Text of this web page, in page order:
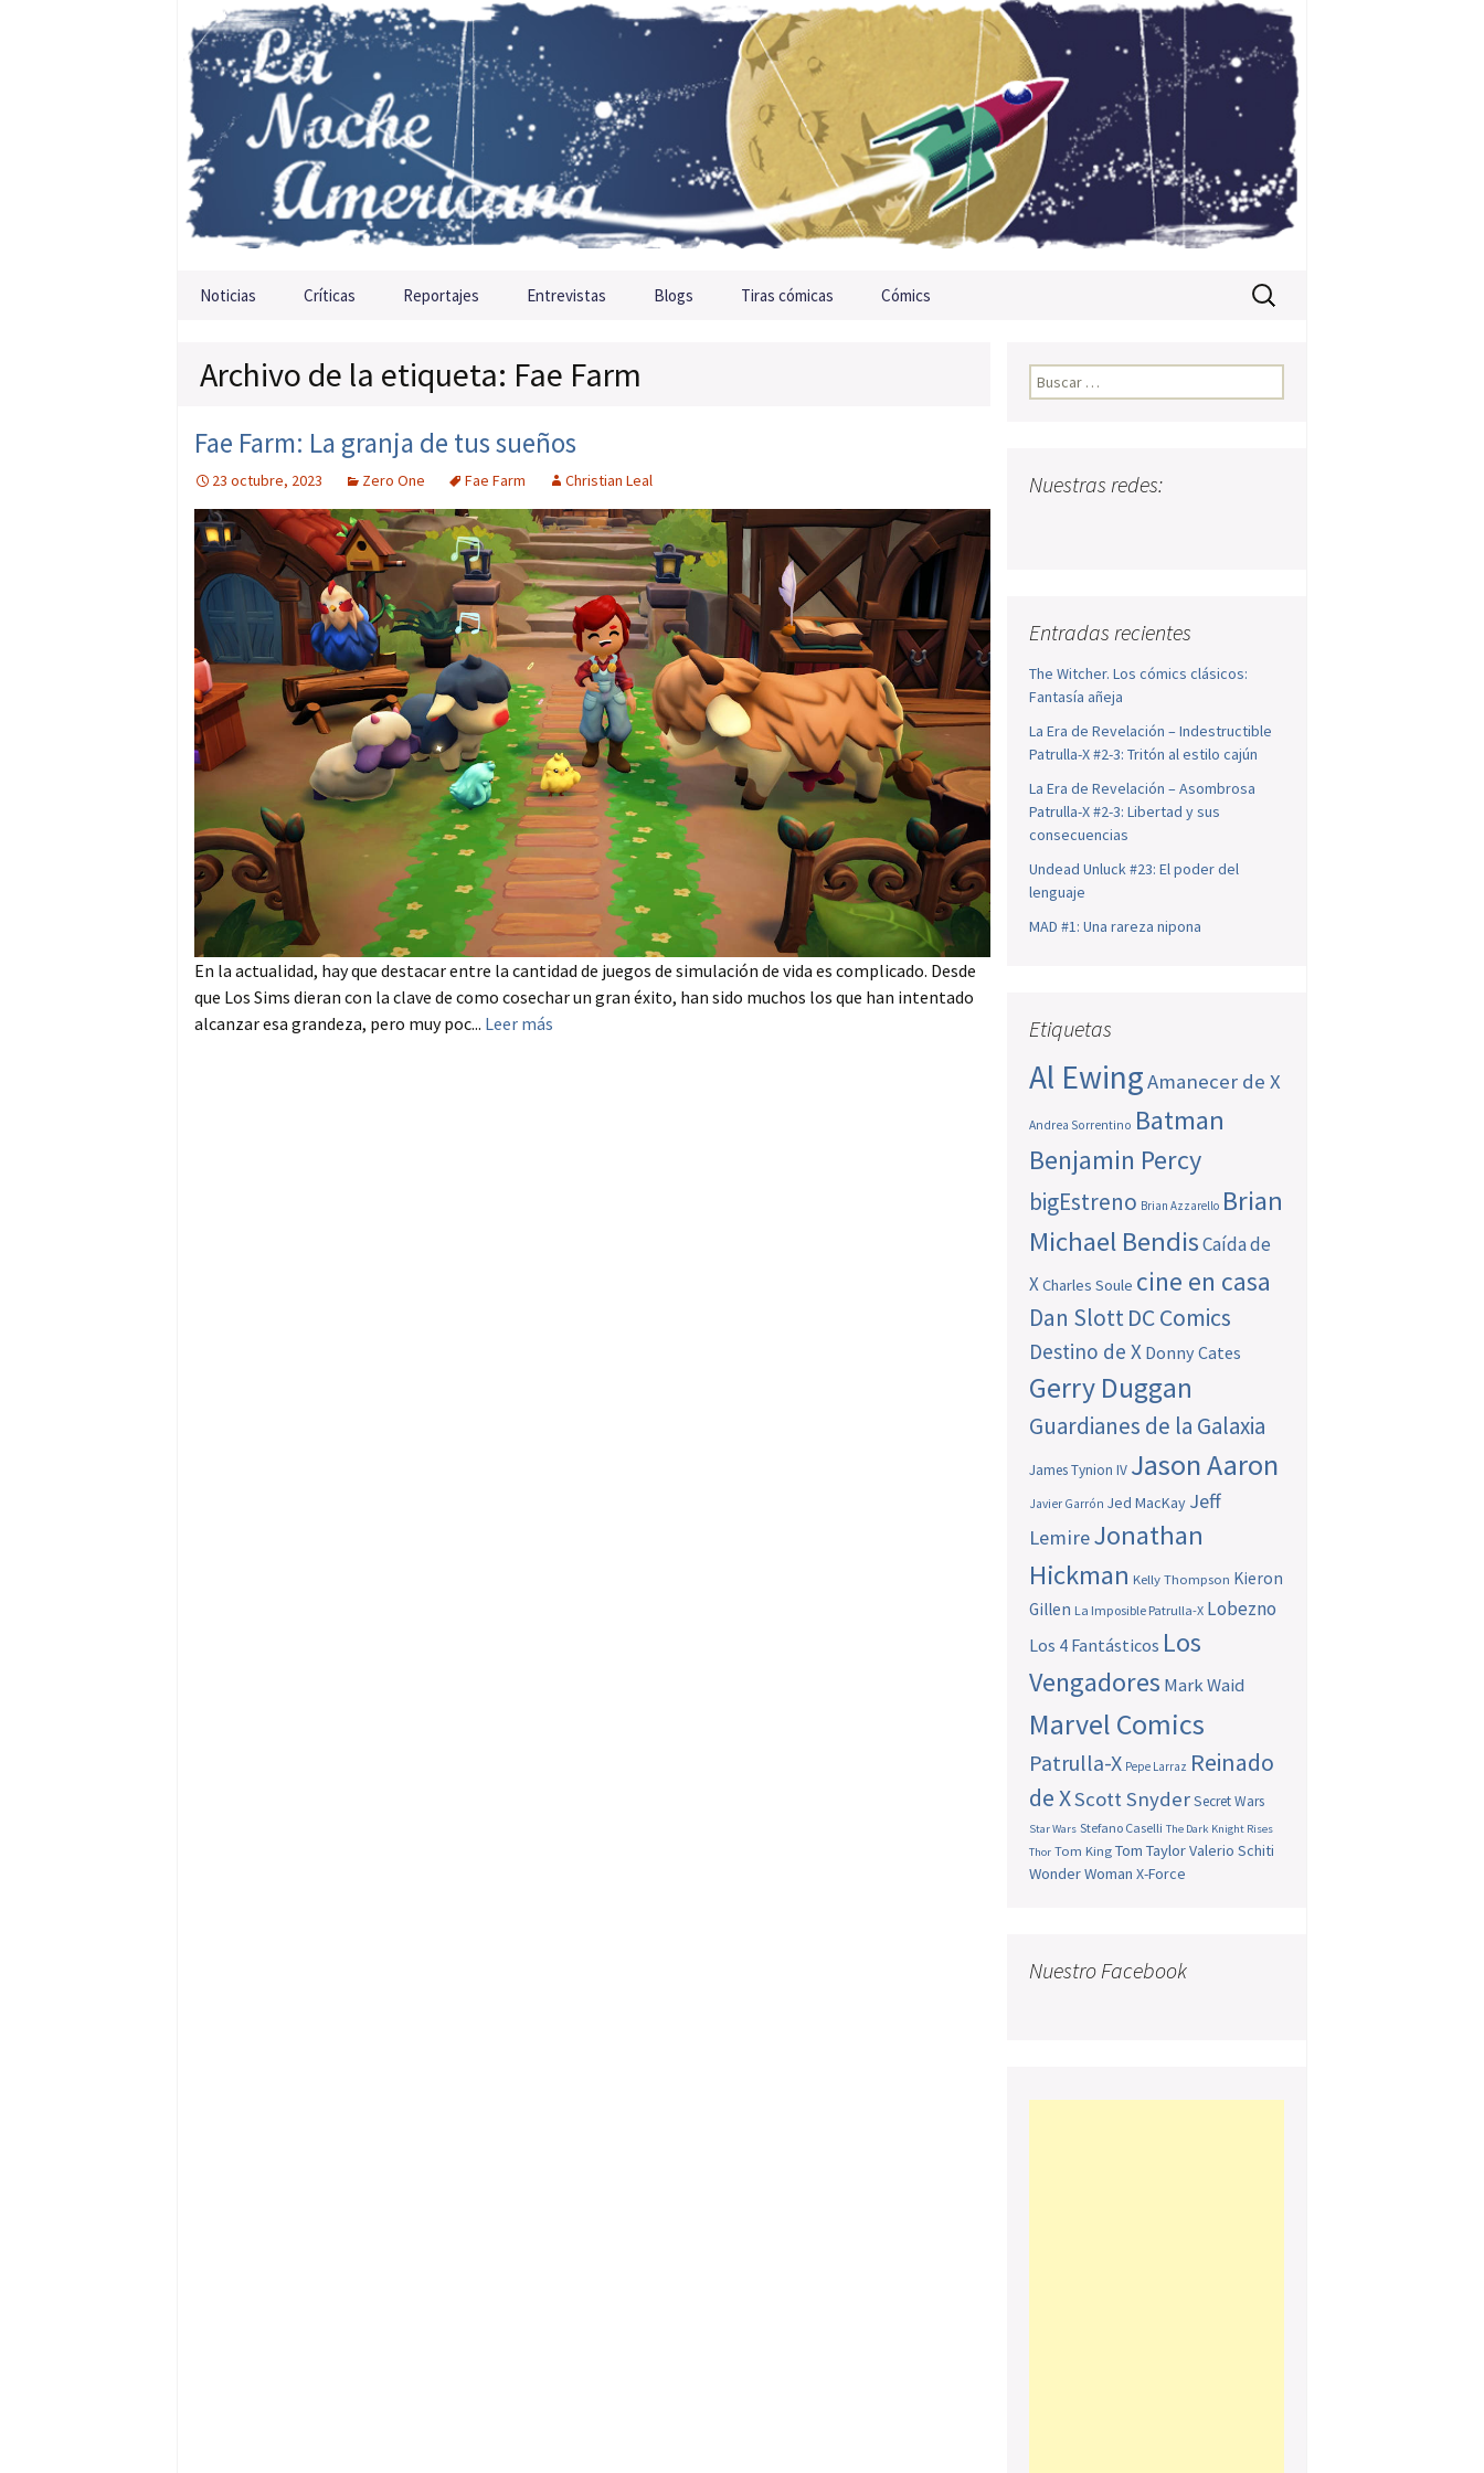
Saltar al contenido
Noticias Críticas Reportajes Entrevistas Blogs Tiras cómicas Cómics Buscar:
Archivo de la etiqueta: Fae Farm
Fae Farm: La granja de tus sueños
23 octubre, 2023 Zero One Fae Farm Christian Leal
En la actualidad, hay que destacar entre la cantidad de juegos de simulación de vida es complicado. Desde
que Los Sims dieran con la clave de como cosechar un gran éxito, han sido muchos los que han intentado
alcanzar esa grandeza, pero muy poc... Leer más
Buscar:
Nuestras redes:
Entradas recientes
The Witcher. Los cómics clásicos:
Fantasía añeja
La Era de Revelación – Indestructible
Patrulla-X #2-3: Tritón al estilo cajún
La Era de Revelación – Asombrosa
Patrulla-X #2-3: Libertad y sus
consecuencias
Undead Unluck #23: El poder del
lenguaje
MAD #1: Una rareza nipona
Etiquetas
Al EwingAmanecer de X
Andrea Sorrentino Batman
Benjamin Percy
bigEstreno Brian Azzarello Brian
Michael BendisCaída de
XCharles Soule cine en casa
Dan SlottDC Comics
Destino de X Donny Cates
Gerry Duggan
Guardianes de la Galaxia
James Tynion IV Jason Aaron
Javier Garrón Jed MacKay Jeff
LemireJonathan
Hickman Kelly Thompson Kieron
Gillen La Imposible Patrulla-X Lobezno
Los 4 Fantásticos Los
Vengadores Mark Waid
Marvel Comics
Patrulla-X Pepe Larraz Reinado
de XScott SnyderSecret Wars
Star Wars Stefano Caselli The Dark Knight Rises
Thor Tom King Tom TaylorValerio Schiti
Wonder Woman X-Force
Nuestro Facebook